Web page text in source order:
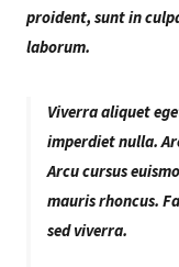
proident, sunt in
laborum.
Viverra aliquet
imperdiet nulla.
Arcu cursus
mauris rhoncus.
sed viverra.